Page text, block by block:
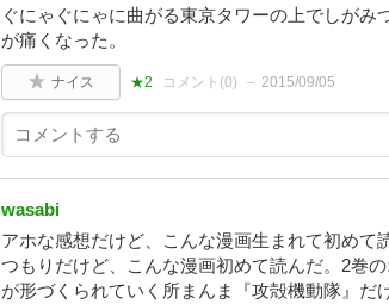
ぐにゃぐにゃに曲がる東京タワーの上でしがみ
が痛くなった。
ナイス ★2 コメント(0) 2015/09/05
wasabi
アホな感想だけど、こんな漫画生まれて初めて
つもりだけど、こんな漫画初めて読んだ。2巻
が形づくられていく所まんま『攻殻機動隊』だ